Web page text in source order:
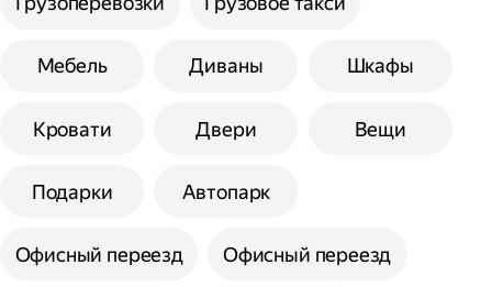
Мебель Диваны Шкафы
Кровати Двери Вещи
Подарки Автопарк
Офисный переезд Офисный переезд